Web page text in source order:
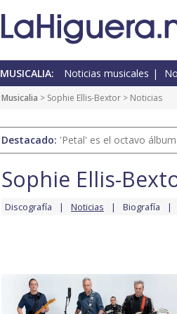
MUSICALIA: Noticias musicales
Musicalia > Sophie Ellis-Bextor > Noticias
Destacado: 'Petal' es el octavo
Sophie Ellis-
Discografía Noticias Biografía